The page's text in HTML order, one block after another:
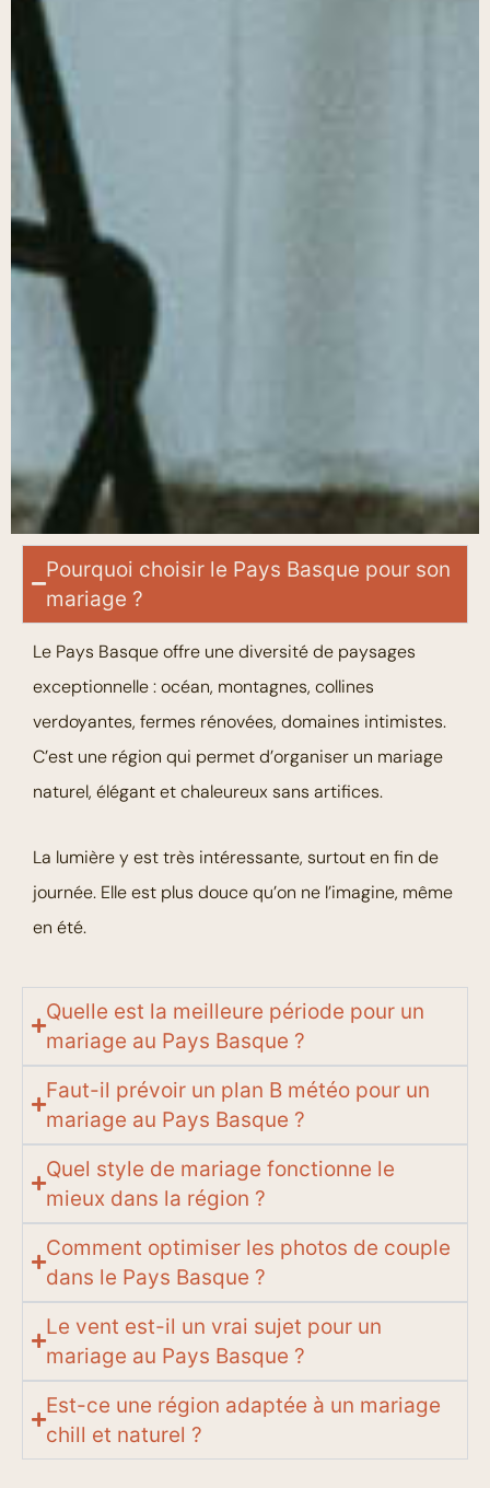
Pourquoi choisir le Pays Basque pour son
mariage ?
Le Pays Basque offre une diversité de paysages
exceptionnelle : océan, montagnes, collines
verdoyantes, fermes rénovées, domaines intimistes.
C’est une région qui permet d’organiser un mariage
naturel, élégant et chaleureux sans artifices.
La lumière y est très intéressante, surtout en fin de
journée. Elle est plus douce qu’on ne l’imagine, même
en été.
Quelle est la meilleure période pour un
mariage au Pays Basque ?
Faut-il prévoir un plan B météo pour un
mariage au Pays Basque ?
Quel style de mariage fonctionne le
mieux dans la région ?
Comment optimiser les photos de couple
dans le Pays Basque ?
Le vent est-il un vrai sujet pour un
mariage au Pays Basque ?
Est-ce une région adaptée à un mariage
chill et naturel ?